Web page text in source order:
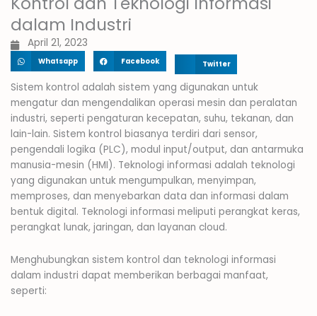
dalam Industri
April 21, 2023
Whatsapp Facebook Twitter
Sistem kontrol adalah sistem yang digunakan untuk
mengatur dan mengendalikan operasi mesin dan peralatan
industri, seperti pengaturan kecepatan, suhu, tekanan, dan
lain-lain. Sistem kontrol biasanya terdiri dari sensor,
pengendali logika (PLC), modul input/output, dan antarmuka
manusia-mesin (HMI). Teknologi informasi adalah teknologi
yang digunakan untuk mengumpulkan, menyimpan,
memproses, dan menyebarkan data dan informasi dalam
bentuk digital. Teknologi informasi meliputi perangkat keras,
perangkat lunak, jaringan, dan layanan cloud.
Menghubungkan sistem kontrol dan teknologi informasi
dalam industri dapat memberikan berbagai manfaat,
seperti: